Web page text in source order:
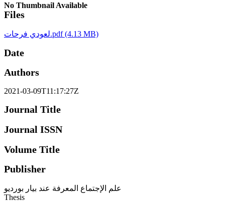
No Thumbnail Available
Files
لعودي فرحات.pdf(4.13 MB)
Date
Authors
2021-03-09T11:17:27Z
Journal Title
Journal ISSN
Volume Title
Publisher
علم الإجتماع المعرفة عند بيار بورديو
Thesis